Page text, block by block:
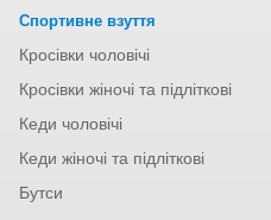
Спортивне взуття
Кросівки чоловічі
Кросівки жіночі та підліткові
Кеди чоловічі
Кеди жіночі та підліткові
Бутси